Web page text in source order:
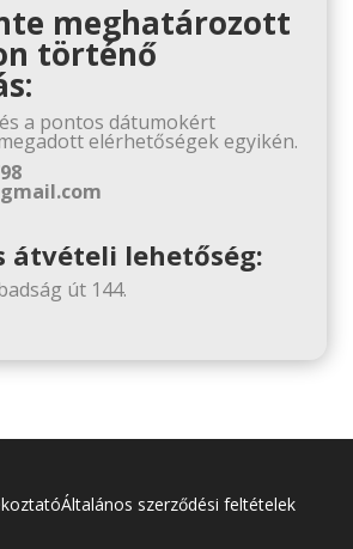
meghatározott
történő
a pontos dátumokért
elérhetőségek egyikén.
átvételi lehetőség:
út 144.
Általános szerződési feltételek